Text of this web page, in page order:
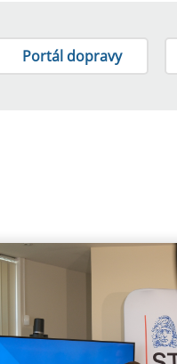
Portál dopravy